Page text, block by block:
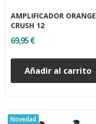
AMPLIFICADOR ORANGE
CRUSH 12
69,95 €
Añadir al carrito
Novedad